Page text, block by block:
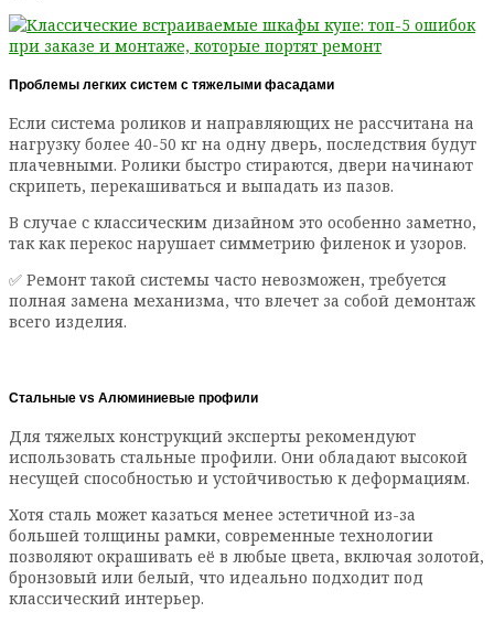
Проблемы легких систем с тяжелыми фасадами
Если система роликов и направляющих не рассчитана на
нагрузку более 40-50 кг на одну дверь, последствия будут
плачевными. Ролики быстро стираются, двери начинают
скрипеть, перекашиваться и выпадать из пазов.
В случае с классическим дизайном это особенно заметно,
так как перекос нарушает симметрию филенок и узоров.
✅ Ремонт такой системы часто невозможен, требуется
полная замена механизма, что влечет за собой демонтаж
всего изделия.
Стальные vs Алюминиевые профили
Для тяжелых конструкций эксперты рекомендуют
использовать стальные профили. Они обладают высокой
несущей способностью и устойчивостью к деформациям.
Хотя сталь может казаться менее эстетичной из-за
большей толщины рамки, современные технологии
позволяют окрашивать её в любые цвета, включая золотой,
бронзовый или белый, что идеально подходит под
классический интерьер.